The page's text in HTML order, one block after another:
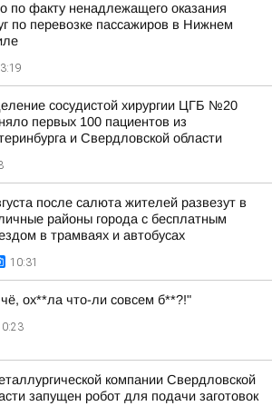
по факту ненадлежащего оказания
по перевозке пассажиров в Нижнем
сосудистой хирургии ЦГБ №20
первых 100 пациентов из
и Свердловской области
после салюта жителей развезут в
районы города с бесплатным
в трамваях и автобусах
10:31
ох**ла что-ли совсем б**?!"
компании Свердловской
запущен робот для подачи заготовок